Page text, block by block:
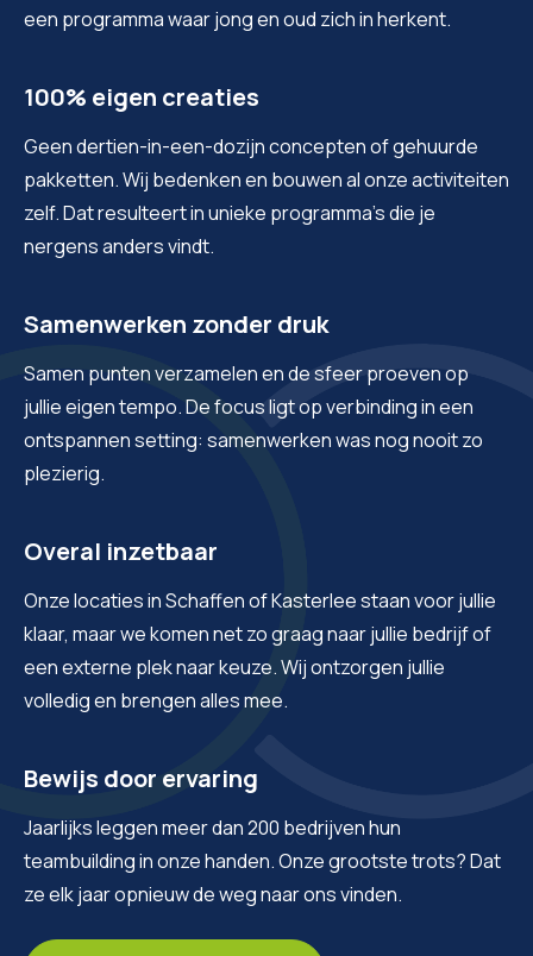
een programma waar jong en oud zich in herkent.
100% eigen creaties
Geen dertien-in-een-dozijn concepten of gehuurde
pakketten. Wij bedenken en bouwen al onze activiteiten
zelf. Dat resulteert in unieke programma's die je
nergens anders vindt.
Samenwerken zonder druk
Samen punten verzamelen en de sfeer proeven op
jullie eigen tempo. De focus ligt op verbinding in een
ontspannen setting: samenwerken was nog nooit zo
plezierig.
Overal inzetbaar
Onze locaties in Schaffen of Kasterlee staan voor jullie
klaar, maar we komen net zo graag naar jullie bedrijf of
een externe plek naar keuze. Wij ontzorgen jullie
volledig en brengen alles mee.
Bewijs door ervaring
Jaarlijks leggen meer dan 200 bedrijven hun
teambuilding in onze handen. Onze grootste trots? Dat
ze elk jaar opnieuw de weg naar ons vinden.